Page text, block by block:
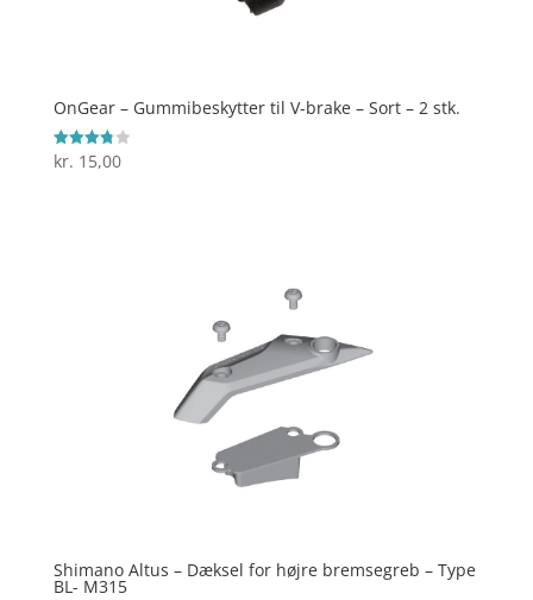
OnGear – Gummibeskytter til V-brake – Sort – 2 stk.
Vurderet
3.8
kr. 15,00
Shimano Altus – Dæksel for højre bremsegreb – Type
BL- M315